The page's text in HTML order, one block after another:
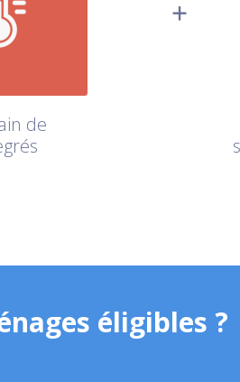
de
éligibles ?